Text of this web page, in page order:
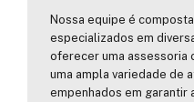
Nossa equipe é
especializados em
oferecer uma assessoria
uma ampla variedade de
empenhados em garantir